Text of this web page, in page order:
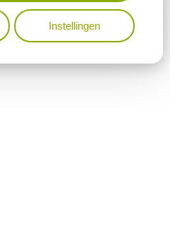
kan verschillen van hengst tot
Instellingen